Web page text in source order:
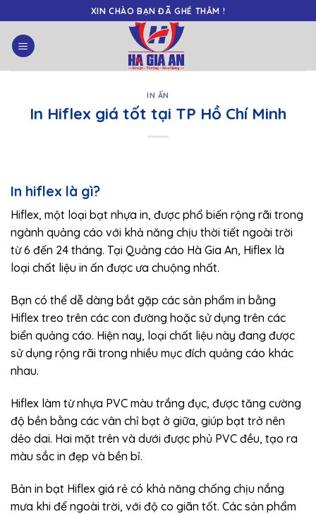
content
XIN CHÀO BẠN ĐÃ GHÉ THĂM !
IN ẤN
In Hiflex giá tốt tại TP Hồ Chí Minh
In hiflex là gì?
Hiflex, một loại bạt nhựa in, được phổ biến rộng rãi trong
ngành quảng cáo với khả năng chịu thời tiết ngoài trời
từ 6 đến 24 tháng. Tại Quảng cáo Hà Gia An, Hiflex là
loại chất liệu in ấn được ưa chuộng nhất.
Bạn có thể dễ dàng bắt gặp các sản phẩm in bằng
Hiflex treo trên các con đường hoặc sử dụng trên các
biển quảng cáo. Hiện nay, loại chất liệu này đang được
sử dụng rộng rãi trong nhiều mục đích quảng cáo khác
nhau.
Hiflex làm từ nhựa PVC màu trắng đục, được tăng cường
độ bền bằng các vân chỉ bạt ở giữa, giúp bạt trở nên
dẻo dai. Hai mặt trên và dưới được phủ PVC đều, tạo ra
màu sắc in đẹp và bền bỉ.
Bản in bạt Hiflex giá rẻ có khả năng chống chịu nắng
mưa khi để ngoài trời, với độ co giãn tốt. Các sản phẩm